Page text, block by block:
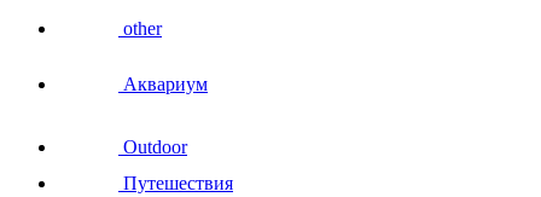
other
Аквариум
Outdoor
Путешествия